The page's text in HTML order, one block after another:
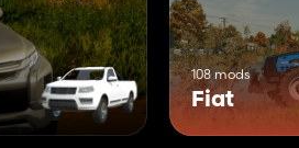
108 mods
Fiat